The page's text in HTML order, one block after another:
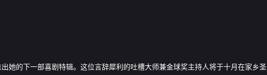
她的下一部喜剧特辑。这位言辞犀利的吐槽大师兼金球奖主持人将于十月在家乡圣